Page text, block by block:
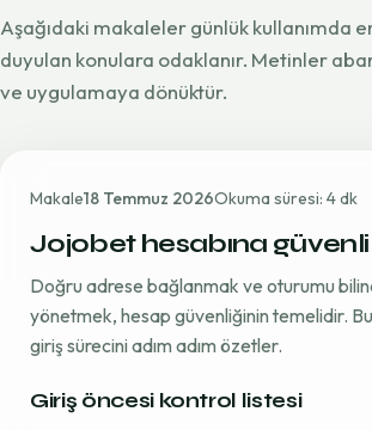
Aşağıdaki makaleler günlük kullanımda
duyulan konulara odaklanır. Metinler
ve uygulamaya dönüktür.
Makale18 Temmuz 2026Okuma süresi: 4 dk
Jojobet hesabına güvenli
Doğru adrese bağlanmak ve oturumu
yönetmek, hesap güvenliğinin temelidir.
giriş sürecini adım adım özetler.
Giriş öncesi kontrol listesi